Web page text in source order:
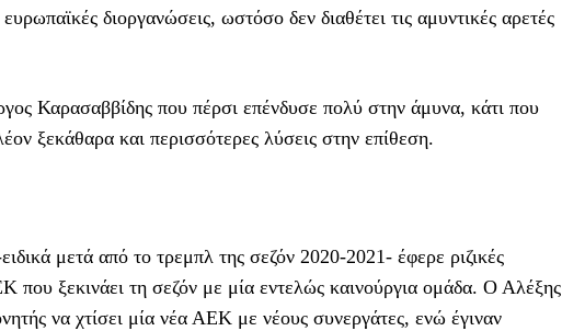
διοργανώσεις, ωστόσο δεν διαθέτει τις αμυντικές αρετές
Καρασαββίδης που πέρσι επένδυσε πολύ στην άμυνα, κάτι που
ξεκάθαρα και περισσότερες λύσεις στην επίθεση.
μετά από το τρεμπλ της σεζόν 2020-2021- έφερε ριζικές
που ξεκινάει τη σεζόν με μία εντελώς καινούργια ομάδα. Ο Αλέξης
να χτίσει μία νέα ΑΕΚ με νέους συνεργάτες, ενώ έγιναν